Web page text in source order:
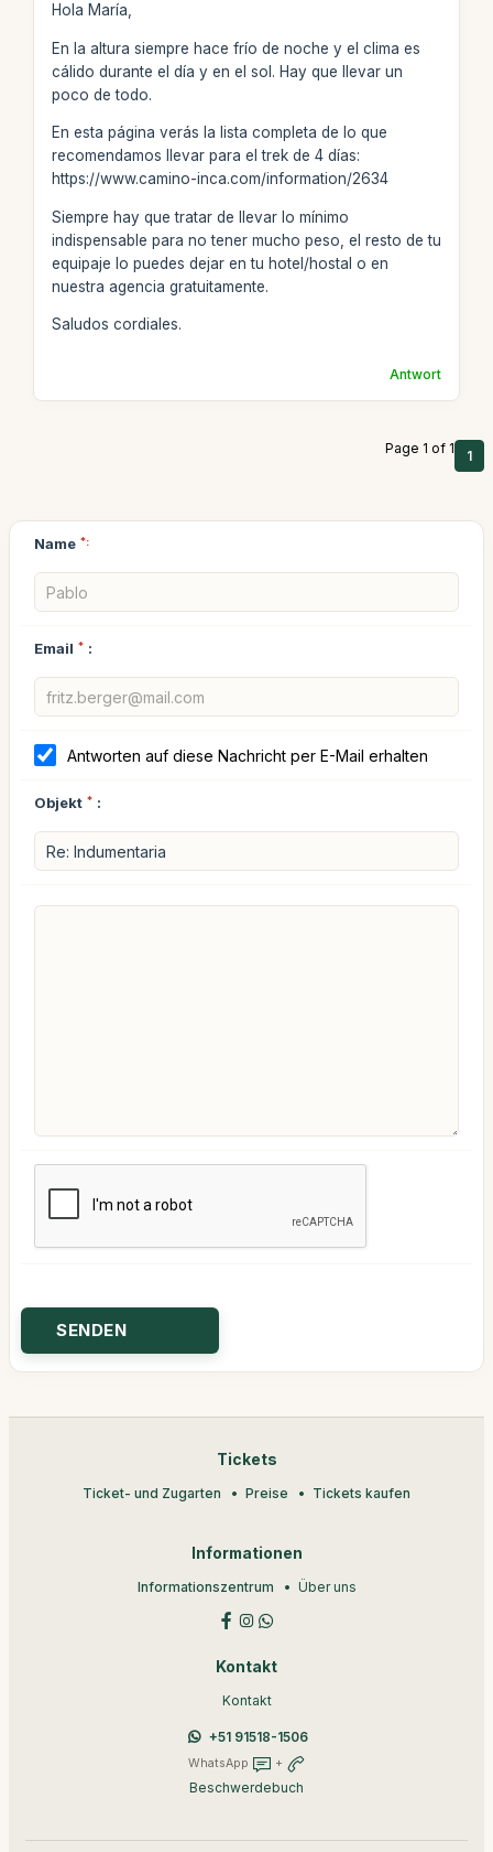
Hola María,
En la altura siempre hace frío de noche y el clima es
cálido durante el día y en el sol. Hay que llevar un
poco de todo.
En esta página verás la lista completa de lo que
recomendamos llevar para el trek de 4 días:
https://www.camino-inca.com/information/2634
Siempre hay que tratar de llevar lo mínimo
indispensable para no tener mucho peso, el resto de tu
equipaje lo puedes dejar en tu hotel/hostal o en
nuestra agencia gratuitamente.
Saludos cordiales.
Antwort
Page 1 of 1 1
Name *:
Email * :
Antworten auf diese Nachricht per E-Mail erhalten
Objekt * :
Tickets
Ticket- und Zugarten Preise Tickets kaufen
Informationen
Informationszentrum Über uns
Kontakt
Kontakt
+51 91518-1506
WhatsApp +
Beschwerdebuch